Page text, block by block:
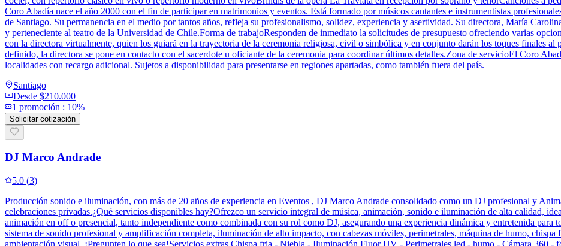
Coro Abadía nace el año 2000 con el fin de participar en matrimonios y eventos. Está formado por músicos cantantes e instrumentistas
de Santiago. Su permanencia en el medio por tantos años, refleja su profesionalismo, solidez, experiencia y asertividad. Su directora, María
y perteneciente al teatro de la Universidad de Chile.Forma de trabajoResponden de inmediato la solicitudes de presupuesto ofreciendo varias
con la directora virtualmente, quien los guiará en la trayectoria de la ceremonia religiosa, civil o simbólica y en conjunto darán los toques finales
definido, la directora se pone en contacto con el sacerdote u oficiante de la ceremonia para coordinar últimos detalles.Zona de servicioEl Coro
localidades con recargo adicional. Sujetos a disponibilidad para presentarse en regiones apartadas, como también fuera del país.
Santiago
Desde $210.000
1 promoción : 10%
Solicitar cotización
DJ Marco Andrade
5.0 (3)
Producción sonido e iluminación, con más de 20 años de experiencia en Eventos , DJ Marco Andrade consolidado como un DJ profesional y
celebraciones privadas.¿Qué servicios disponibles hay?Ofrezco un servicio integral de música, animación, sonido e iluminación de alta calidad,
animación en off o presencial, tanto independiente como combinada con su rol como DJ, asegurando una experiencia dinámica y entretenida para
sistema de sonido profesional y amplificación completa, iluminación de alto impacto, con cabezas móviles, perimetrales, máquina de humo,
ambientación visual. ¡Pregunten lo que sea!Servicios extras.Chispa fria - Niebla - Iluminación Fluor UV - Perimetrales led - humo - Cámara 360 -